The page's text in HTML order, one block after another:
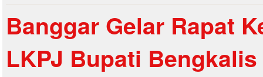
Banggar Gelar Rapat
LKPJ Bupati Bengkalis